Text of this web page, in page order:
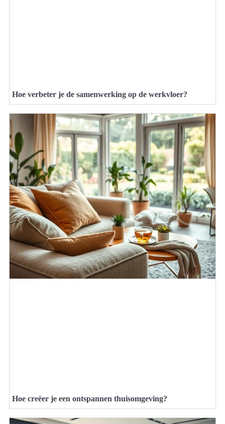
Hoe verbeter je de samenwerking op de werkvloer?
Hoe creëer je een ontspannen thuisomgeving?